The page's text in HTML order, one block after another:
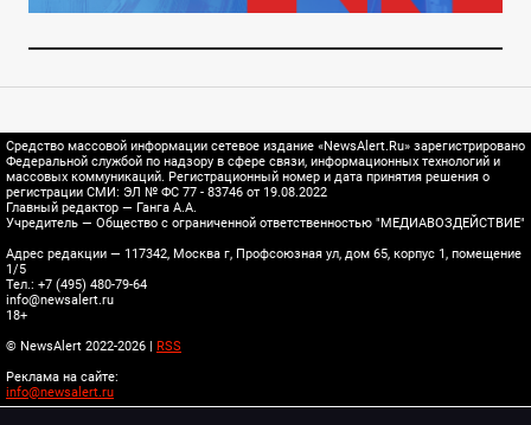
Средство массовой информации сетевое издание «NewsAlert.Ru» зарегистрировано
Федеральной службой по надзору в сфере связи, информационных технологий и
массовых коммуникаций. Регистрационный номер и дата принятия решения о
регистрации СМИ: ЭЛ № ФС 77 - 83746 от 19.08.2022
Главный редактор — Ганга А.А.
Учредитель — Общество с ограниченной ответственностью "МЕДИАВОЗДЕЙСТВИЕ"
Адрес редакции — 117342, Москва г, Профсоюзная ул, дом 65, корпус 1, помещение
1/5
Тел.: +7 (495) 480-79-64
info@newsalert.ru
18+
© NewsAlert 2022-2026 |
RSS
Реклама на сайте:
info@newsalert.ru